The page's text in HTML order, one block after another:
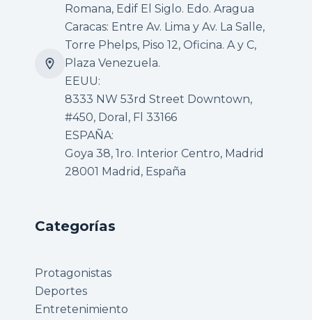
Romana, Edif El Siglo. Edo. Aragua
Caracas: Entre Av. Lima y Av. La Salle,
Torre Phelps, Piso 12, Oficina. A y C,
Plaza Venezuela.
EEUU:
8333 NW 53rd Street Downtown,
#450, Doral, Fl 33166
ESPAÑA:
Goya 38, 1ro. Interior Centro, Madrid
28001 Madrid, España
Categorías
Protagonistas
Deportes
Entretenimiento